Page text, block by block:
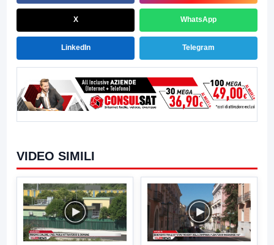
X WhatsApp
LinkedIn Telegram
VIDEO SIMILI